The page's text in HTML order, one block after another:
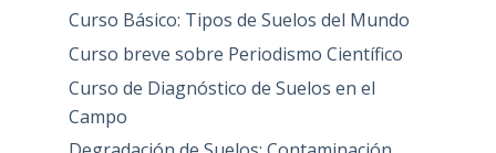
Curso Básico: Tipos de Suelos del Mundo
Curso breve sobre Periodismo Científico
Curso de Diagnóstico de Suelos en el
Campo